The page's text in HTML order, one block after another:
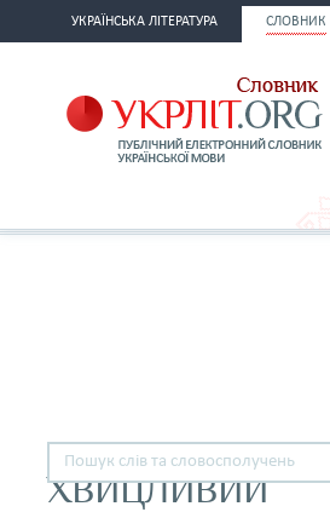
УКРАЇНСЬКА ЛІТЕРАТУРА СЛОВНИК
ХВИЦЛИВИЙ